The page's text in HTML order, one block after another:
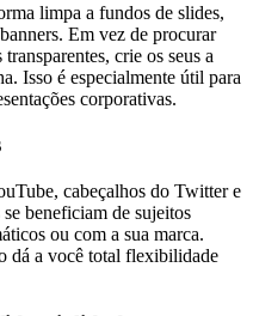
limpa a fundos de slides,
Em vez de procurar
crie os seus a
Isso é especialmente útil para
corporativas.
cabeçalhos do Twitter e
beneficiam de sujeitos
ou com a sua marca.
dá a você total flexibilidade